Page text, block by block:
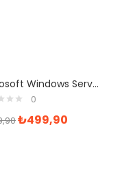
Microsoft Windows Server 2022 Datacenter Lisans Anahtarı
0
₺499,90